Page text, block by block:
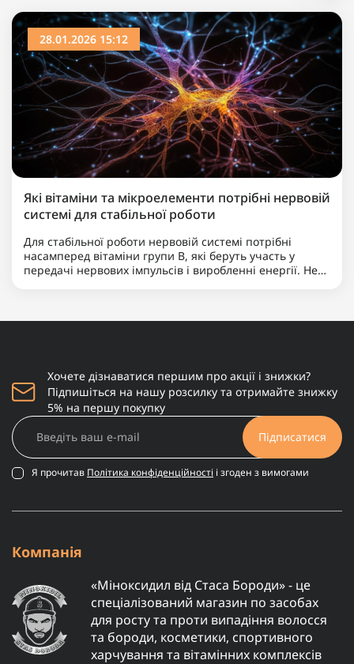
28.01.2026 15:12
Які вітаміни та мікроелементи потрібні нервовій
системі для стабільної роботи
Для стабільної роботи нервовій системі потрібні
насамперед вітаміни групи B, які беруть участь у
передачі нервових імпульсів і виробленні енергії. Не
Хочете дізнаватися першим про акції і знижки?
Підпишіться на нашу розсилку та отримайте знижку
5% на першу покупку
Підписатися
Я прочитав Політика конфіденційності і згоден з вимогами
Компанія
«Міноксидил від Стаса Бороди» - це
спеціалізований магазин по засобах
для росту та проти випадіння волосся
та бороди, косметики, спортивного
харчування та вітамінних комплексів